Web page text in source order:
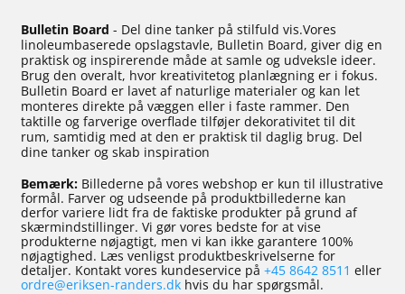
Bulletin Board - Del dine tanker på stilfuld vis.Vores
linoleumbaserede opslagstavle, Bulletin Board, giver dig en
praktisk og inspirerende måde at samle og udveksle ideer.
Brug den overalt, hvor kreativitetog planlægning er i fokus.
Bulletin Board er lavet af naturlige materialer og kan let
monteres direkte på væggen eller i faste rammer. Den
taktille og farverige overflade tilføjer dekorativitet til dit
rum, samtidig med at den er praktisk til daglig brug. Del
dine tanker og skab inspiration
Bemærk: Billederne på vores webshop er kun til illustrative
formål. Farver og udseende på produktbillederne kan
derfor variere lidt fra de faktiske produkter på grund af
skærmindstillinger. Vi gør vores bedste for at vise
produkterne nøjagtigt, men vi kan ikke garantere 100%
nøjagtighed. Læs venligst produktbeskrivelserne for
detaljer. Kontakt vores kundeservice på +45 8642 8511 eller
ordre@eriksen-randers.dk hvis du har spørgsmål.